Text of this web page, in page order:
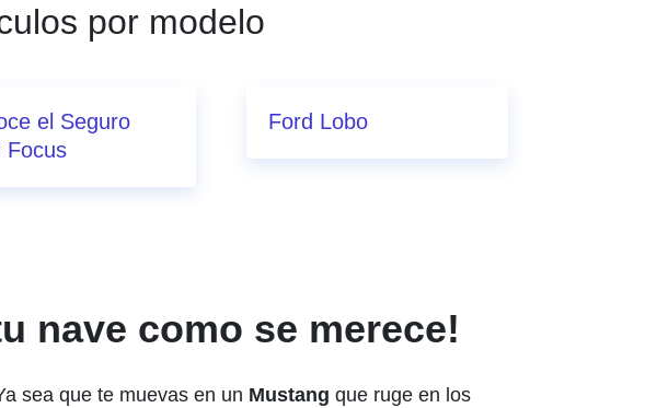
por modelo
el Seguro
Focus
Ford Lobo
nave como se merece!
sea que te muevas en un Mustang que ruge en los